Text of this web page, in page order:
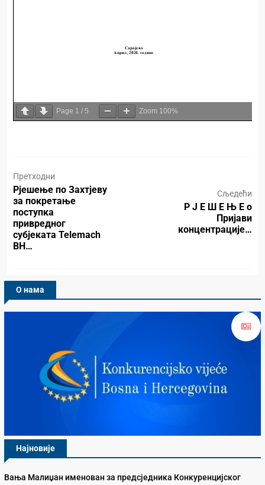
Page 1 / 5 Zoom 100%
Претходни
Рјешење по Захтјеву
за покретање
поступка
привредног
субјеката Telemach
BH…
Сљедећи
Р Ј Е Ш Е Њ Е о
Пријави
концентрације…
О нама
Најновије
Вања Малиџан именован за предсједника Конкуренцијског